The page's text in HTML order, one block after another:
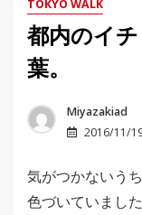
TOKYO WALK
都内のイ
葉。
Miyazakiad
2016/11/
気がつかないう
色づいていまし